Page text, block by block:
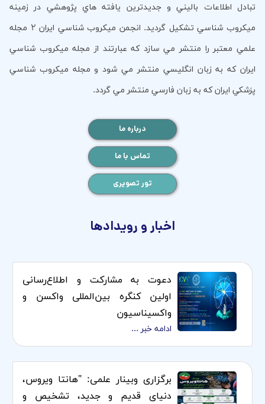
تبادل اطلاعات باليني و جديدترين يافته هاي پژوهشي در زمينه
ميكروب شناسي تشكيل گرديد. انجمن ميكروب شناسي ايران 2 مجله
علمي معتبر را منتشر مي سازد كه عبارتند از مجله ميكروب شناسي
ايران كه به زبان انگليسي منتشر مي شود و مجله ميكروب شناسي
پزشكي ايران كه به زبان فارسي منتشر مي گردد.
درباره ما
تماس با ما
تور تصویری
اخبار و رویدادها
دعوت به مشارکت و اطلاع‌رسانی
اولین کنگره بین‌المللی واکسن و
واکسیناسیون
ادامه خبر ...
برگزاری وبینار علمی: "هانتا ویروس،
دنیای قدیم و جدید، تشخیص و